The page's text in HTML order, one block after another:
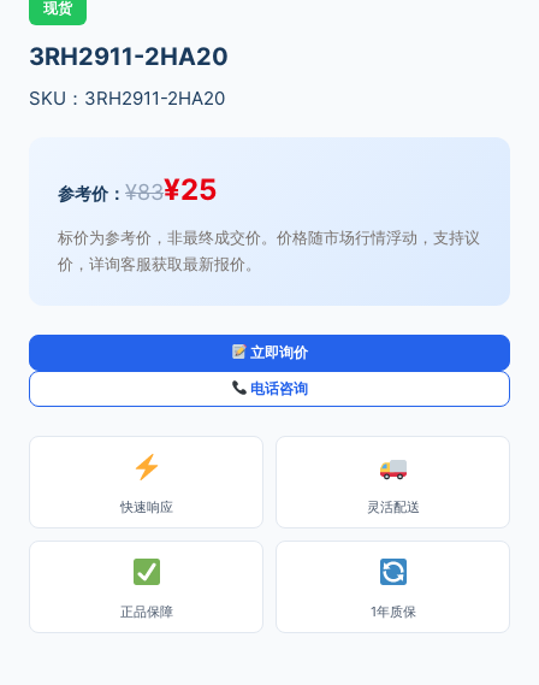
现货
3RH2911-2HA20
SKU：3RH2911-2HA20
参考价： ¥83¥25
标价为参考价，非最终成交价。价格随市场行情浮动，支持议
价，详询客服获取最新报价。
立即询价
电话咨询
快速响应 灵活配送
正品保障 1年质保